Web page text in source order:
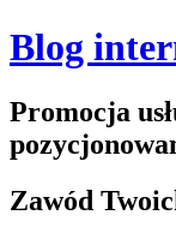
Blog
Promocja
Zawód